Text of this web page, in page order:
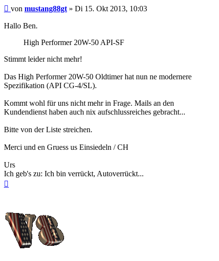
Beitrag
von mustang88gt » Di 15. Okt 2013, 10:03
Hallo Ben.
High Performer 20W-50 API-SF
Stimmt leider nicht mehr!
Das High Performer 20W-50 Oldtimer hat nun ne modernere
Spezifikation (API CG-4/SL).
Kommt wohl für uns nicht mehr in Frage. Mails an den
Kundendienst haben auch nix aufschlussreiches gebracht...
Bitte von der Liste streichen.
Merci und en Gruess us Einsiedeln / CH
Urs
Ich geb's zu: Ich bin verrückt, Autoverrückt...